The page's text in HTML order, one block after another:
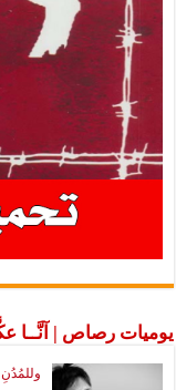
يوميات رصاص | آنَّــا
وللمُدُنِ